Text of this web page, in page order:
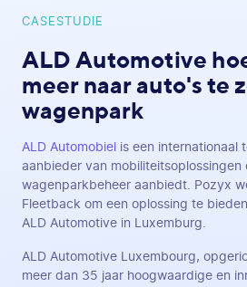
CASESTUDIE
ALD Automotive
meer naar auto's te
wagenpark
ALD Automobiel is een internationaal
aanbieder van mobiliteitsoplossingen
wagenparkbeheer aanbiedt. Pozyx
Fleetback om een oplossing te
ALD Automotive in Luxemburg.
ALD Automotive Luxembourg,
meer dan 35 jaar hoogwaardige en